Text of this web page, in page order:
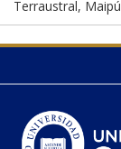
Terraustral,